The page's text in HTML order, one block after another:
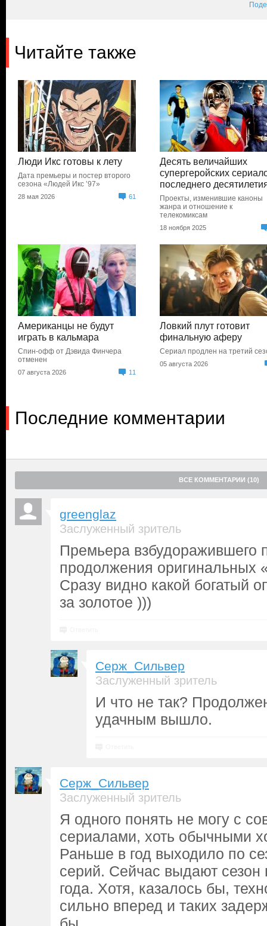
Читайте также
Люди Икс готовы к лету
Дата премьеры и постер второго
сезона «Людей Икс ’97»
28 мая 2026 61
Десять величайших
супергеройских
последнего
Проекты, изменившие каноны
жанра и отношение к
телекомиксам
18 ноября 2025
Американцы не будут
играть в кальмара
Спин-офф от Дэвида Финчера
отменен
07 августа 2026 11
Ловкий плут готовит
финальную аферу
Сериал продлен на третий
05 августа 2026
Последние комментарии
ВСЕ КОММЕНТАРИИ (10)
greenglaz
Заслуженный зритель
Премьера взбудоражившего
продолжения оригинальных
Сразу видно какой богатый
за золотое )))
Серж_Сильвер
Заслуженный зритель
И что не так?
удачным вышло.
Серж_Сильвер
Заслуженный зритель
Я одного понять не могу с
сериалами, хоть обычными
Раньше в год выходило по
серий. Сейчас выдают сезон
года. Хотя, казалось бы,
сильно вперед и таких